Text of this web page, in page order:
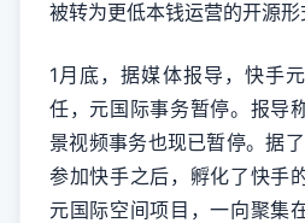
被转为更低本钱运营的开源形
1月底，据媒体报导，快手
任，元国际事务暂停。报导
景视频事务也现已暂停。据
参加快手之后，孵化了快手
元国际空间项目，一向聚集